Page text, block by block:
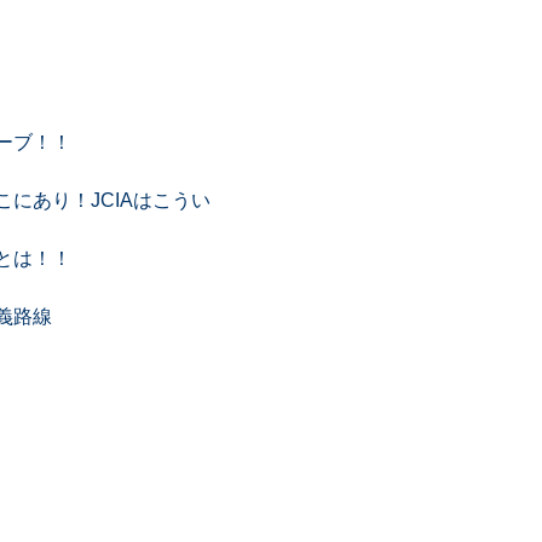
ブ！！
にあり！JCIAはこうい
は！！
路線